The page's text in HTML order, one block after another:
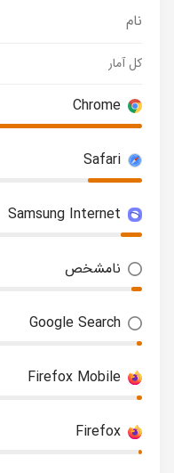
نام
کل آمار
Chrome
Safari
Samsung Internet
نامشخص
Google Search
Firefox Mobile
Firefox